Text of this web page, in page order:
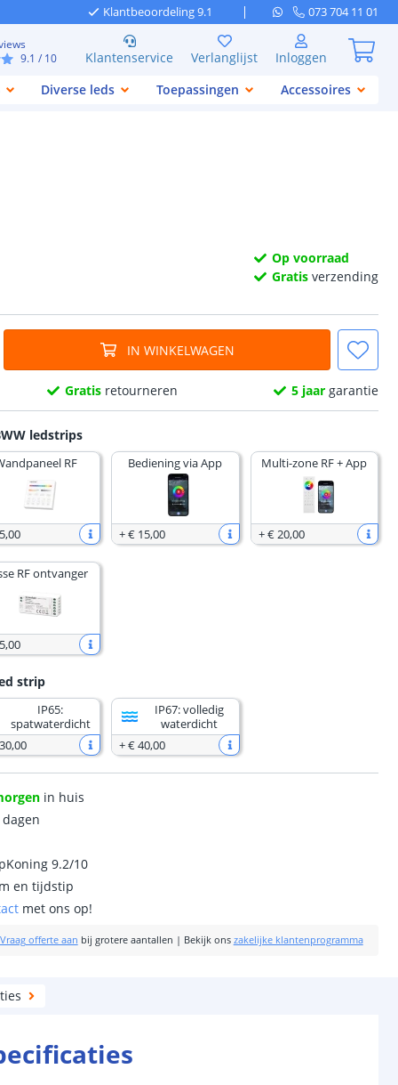
Klantbeoordeling 9.1 073 704 11 01
9.1 / 10 Klantenservice Verlanglijst
Inloggen
Diverse leds Toepassingen Accessoires
Op voorraad
Gratis verzending
IN WINKELWAGEN
Gratis retourneren 5 jaargarantie
ledstrips
RF
,00
Bediening via App
+€ 15,00
Multi-zone RF + App
+€ 20,00
RF ontvanger
,00
strip
IP65:
spatwaterdicht
,00
IP67: volledig
waterdicht
+€ 40,00
in huis
9.2/10
en tijdstip
met ons op!
Vraag offerte aan bij grotere aantallen | Bekijk ons zakelijke klantenprogramma